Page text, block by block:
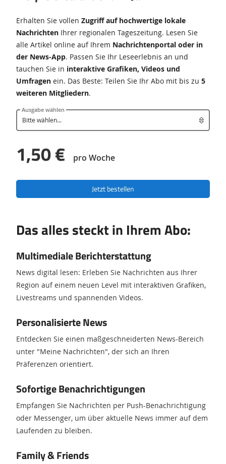
Erhalten Sie vollen Zugriff auf hochwertige lokale
Nachrichten Ihrer regionalen Tageszeitung. Lesen Sie
alle Artikel online auf Ihrem Nachrichtenportal oder in
der News-App. Passen Sie Ihr Leseerlebnis an und
tauchen Sie in interaktive Grafiken, Videos und
Umfragen ein. Das Beste: Teilen Sie Ihr Abo mit bis zu 5
weiteren Mitgliedern.
Ausgabe wählen
1,50 € pro Woche
Jetzt bestellen
Das alles steckt in Ihrem Abo:
Multimediale Berichterstattung
News digital lesen: Erleben Sie Nachrichten aus Ihrer
Region auf einem neuen Level mit interaktiven Grafiken,
Livestreams und spannenden Videos.
Personalisierte News
Entdecken Sie einen maßgeschneiderten News-Bereich
unter "Meine Nachrichten", der sich an Ihren
Präferenzen orientiert.
Sofortige Benachrichtigungen
Empfangen Sie Nachrichten per Push-Benachrichtigung
oder Messenger, um über aktuelle News immer auf dem
Laufenden zu bleiben.
Family & Friends